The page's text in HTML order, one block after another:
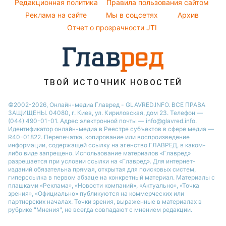
Новости Черкассы
Новости Ровно
София Ротару
Ольга Сумская
Напитки
Праздничное меню
Редакционная политика
Правила пользования сайтом
Реклама на сайте
Мы в соцсетях
Архив
Отчет о прозрачности JTI
ТВОЙ ИСТОЧНИК НОВОСТЕЙ
©2002-2026, Онлайн-медиа Главред - GLAVRED.INFO. ВСЕ ПРАВА
ЗАЩИЩЕНЫ. 04080, г. Киев, ул. Кириловская, дом 23. Телефон —
(044) 490-01-01. Адрес электронной почты — info@glavred.info.
Идентификатор онлайн-медиа в Реестре cубъектов в сфере медиа —
R40-01822. Перепечатка, копирование или воспроизведение
информации, содержащей ссылку на агенство ГЛАВРЕД, в каком-
либо виде запрещено. Использование материалов «Главред»
разрешается при условии ссылки на «Главред». Для интернет-
изданий обязательна прямая, открытая для поисковых систем,
гиперссылка в первом абзаце на конкретный материал. Материалы с
плашками «Реклама», «Новости компаний», «Актуально», «Точка
зрения», «Официально» публикуются на коммерческих или
партнерских началах. Точки зрения, выраженные в материалах в
рубрике "Мнения", не всегда совпадают с мнением редакции.